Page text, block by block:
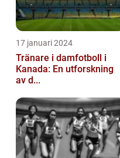
17 januari 2024
Tränare i damfotboll i
Kanada: En utforskning
av d...